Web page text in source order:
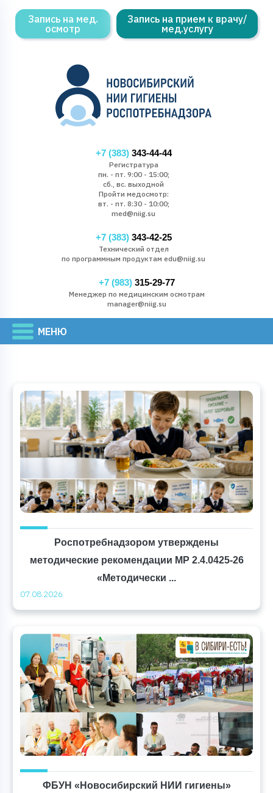
Запись на мед.
осмотр
Запись на прием к врачу/
мед.услугу
+7 (383)343-44-44
Регистратура
пн. - пт. 9:00 - 15:00;
сб., вс. выходной
Пройти медосмотр:
вт. - пт. 8:30 - 10:00;
med@niig.su
+7 (383)343-42-25
Технический отдел
по программным продуктам edu@niig.su
+7 (983)315-29-77
Менеджер по медицинским осмотрам
manager@niig.su
Роспотребнадзором утверждены
методические рекомендации МР 2.4.0425-26
«Методически ...
07.08.2026
ФБУН «Новосибирский НИИ гигиены»